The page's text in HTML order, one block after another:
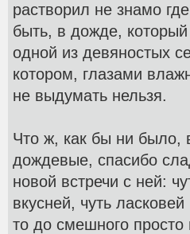
растворил не знамо
быть, в дожде,
одной из девяностых
котором, глазами
не выдумать нельзя.
Что ж, как бы ни было,
дождевые, спасибо
новой встречи с ней:
вкусней, чуть
то до смешного